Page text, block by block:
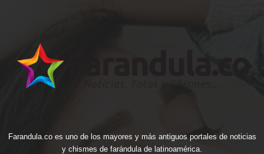
Farandula.co es uno de los mayores y más antiguos portales de noticias
y chismes de farándula de latinoamérica.